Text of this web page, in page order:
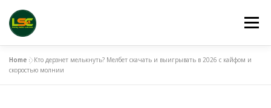
content
Menu
HOME
Home »Кто дерзнет мелькнуть? Мелбет скачать и выигрывать в 2026 с кайфом и
скоростью молнии